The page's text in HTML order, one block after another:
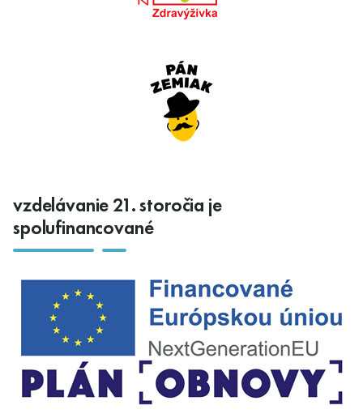
vzdelávanie 21. storočia je
spolufinancované